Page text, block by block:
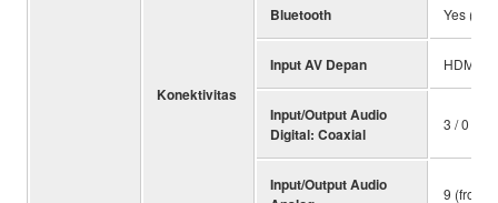
Konektivitas
Bluetooth Yes
Input AV Depan HDMI /
Input/Output Audio
Digital: Coaxial
3 / 0
Input/Output Audio
9 (front